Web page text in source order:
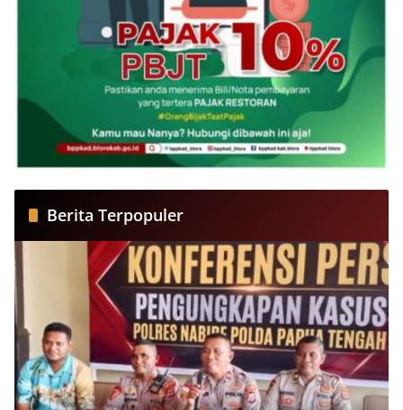
Berita Terpopuler